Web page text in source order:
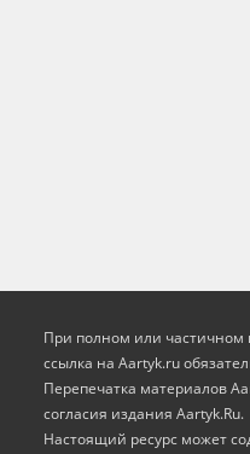
При полном или частичном
ссылка на Aartyk.ru
Перепечатка материалов
согласия издания Aartyk.Ru.
Настоящий ресурс может